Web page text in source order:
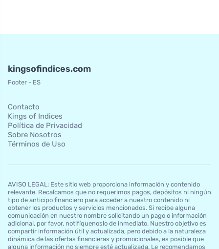
kingsofindices.com
Footer - ES
Contacto
Kings of Indices
Política de Privacidad
Sobre Nosotros
Términos de Uso
AVISO LEGAL: Este sitio web proporciona información y contenido
relevante. Recalcamos que no requerimos pagos, depósitos ni ningún
tipo de anticipo financiero para acceder a nuestro contenido ni
obtener los productos y servicios mencionados. Si recibe alguna
comunicación en nuestro nombre solicitando un pago o información
adicional, por favor, notifíquenoslo de inmediato. Nuestro objetivo es
compartir información útil y actualizada, pero debido a la naturaleza
dinámica de las ofertas financieras y promocionales, es posible que
alguna información no siempre esté actualizada. Le recomendamos